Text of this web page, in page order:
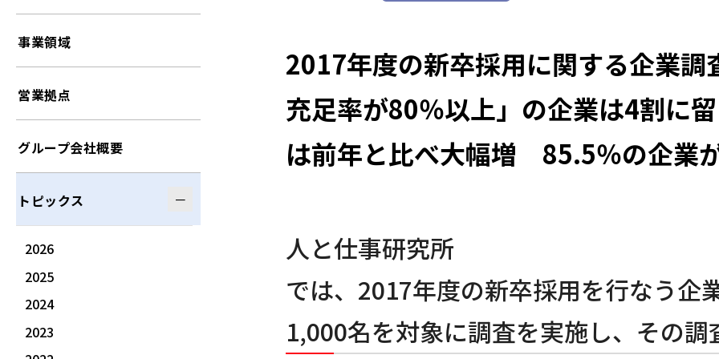
2017年度の新卒採用に関する企業
充足率が80％以上」の企業は4割に
は前年と比べ大幅増 85.5％の企業
人と仕事研究所
では、2017年度の新卒採用を行なう企
1,000名を対象に調査を実施し、その
事業領域
営業拠点
グループ会社概要
トピックス
2026
2025
2024
2023